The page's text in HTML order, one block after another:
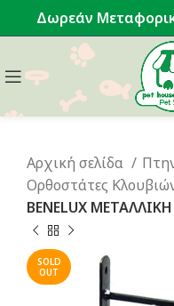
Δωρεάν
Αρχική σελίδα
Ορθοστάτες
BENELUX
SOLD
OUT